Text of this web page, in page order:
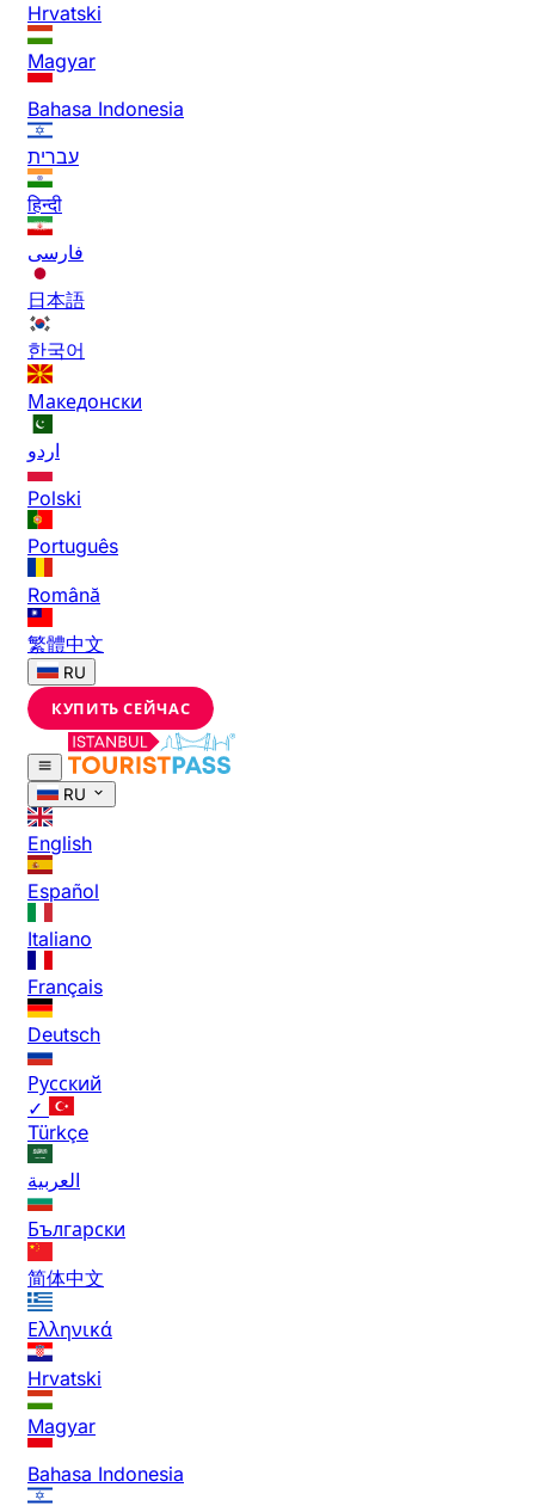
Hrvatski
Magyar
Bahasa Indonesia
עברית
हिन्दी
فارسی
日本語
한국어
Македонски
اردو
Polski
Português
Română
繁體中文
RU
КУПИТЬ СЕЙЧАС
RU
English
Español
Italiano
Français
Deutsch
Русский
✓
Türkçe
العربية
Български
简体中文
Ελληνικά
Hrvatski
Magyar
Bahasa Indonesia